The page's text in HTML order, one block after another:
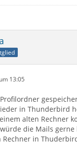
13:05
in Thunderbird
alten Rechner
die Mails gerne
Rechner in